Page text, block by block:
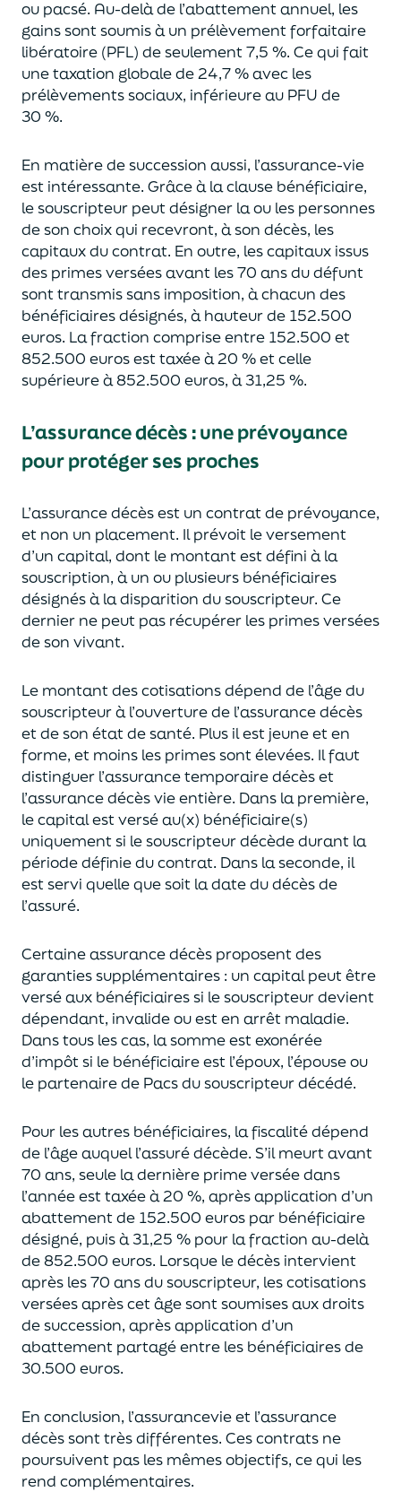
ou pacsé. Au-delàde l’abattement annuel, les
gains sont soumis à un prélèvement forfaitaire
libératoire (PFL) de seulement 7,5 %. Ce qui fait
une taxation globale de24,7 % avec les
prélèvements sociaux, inférieure au PFU de
30 %.
En matière de succession aussi, l’assurance-vie
est intéressante. Grâce à la clause bénéficiaire,
le souscripteur peut désigner la ou les personnes
de son choix qui recevront, à son décès, les
capitaux du contrat. En outre, les capitaux issus
des primes versées avant les 70 ans du défunt
sont transmis sans imposition, à chacun des
bénéficiaires désignés, à hauteur de 152.500
euros. La fraction comprise entre 152.500 et
852.500 eurosest taxée à 20 % et celle
supérieure à 852.500 euros, à 31,25 %.
L’assurance décès :une prévoyance
pour protéger ses proches
L’assurance décès est un contrat de prévoyance,
et non un placement. Il prévoit le versement
d’un capital, dont le montant est défini à la
souscription, à un ou plusieurs bénéficiaires
désignés à la disparition du souscripteur. Ce
dernier ne peut pas récupérer les primes versées
de son vivant.
Le montant des cotisations dépend de l’âgedu
souscripteur à l’ouverture de l’assurance décès
et de son état de santé. Plus il est jeuneet en
forme, et moins les primes sont élevées. Il faut
distinguer l’assurance temporaire décès et
l’assurancedécèsvie entière. Dans la première,
le capital estversé au(x) bénéficiaire(s)
uniquementsi le souscripteur décède durant la
période définie du contrat. Dans la seconde, il
est servi quelle que soit la date du décès de
l’assuré.
Certaine assurance décès proposentdes
garanties supplémentaires : un capitalpeut être
versé aux bénéficiaires si le souscripteur devient
dépendant, invalide ouest en arrêt maladie.
Dans tous les cas, la somme est exonérée
d’impôt si le bénéficiaire est l’époux, l’épouse ou
le partenaire de Pacsdu souscripteur décédé.
Pour les autres bénéficiaires, la fiscalité dépend
de l’âgeauquell’assuré décède. S’il meurt avant
70 ans, seule la dernière prime versée dans
l’année esttaxée à 20 %, après application d’un
abattement de 152.500 euros par bénéficiaire
désigné, puis à 31,25 % pour la fraction au-delà
de852.500 euros. Lorsque le décès intervient
après les 70 ans du souscripteur, les cotisations
versées après cet âge sont soumises aux droits
de succession, après application d’un
abattement partagé entre les bénéficiaires de
30.500 euros.
En conclusion, l’assurancevie et l’assurance
décès sont très différentes. Ces contrats ne
poursuivent pas les mêmes objectifs, ce qui les
rend complémentaires.